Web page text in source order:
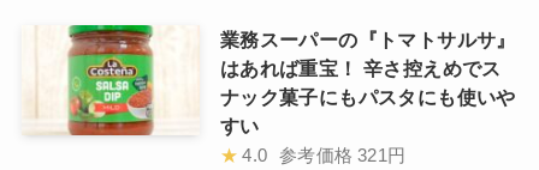
業務スーパーの『トマトサルサ』
はあれば重宝！ 辛さ控えめでス
ナック菓子にもパスタにも使いや
すい
★ 4.0 参考価格 321円